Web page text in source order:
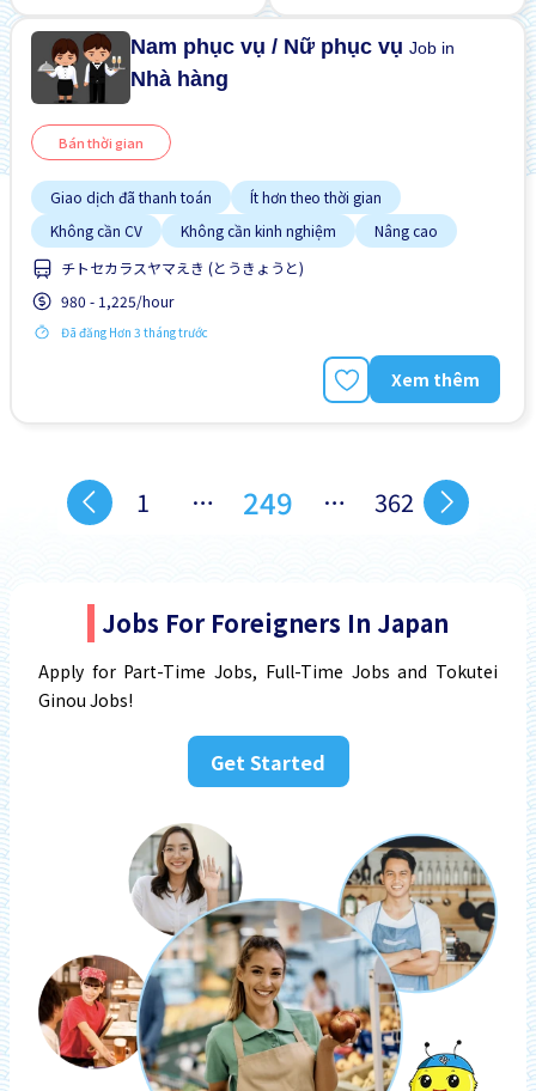
Nam phục vụ / Nữ phục vụJob in
Nhà hàng
Bán thời gian
Giao dịch đã thanh toán
Ít hơn theo thời gian
Không cần CV
Không cần kinh nghiệm
Nâng cao
チトセカラスヤマえき (とうきょうと)
980 - 1,225/hour
Đã đăng Hơn 3 tháng trước
Xem thêm
1 … 249 … 362
Jobs For Foreigners In Japan
Apply for Part-Time Jobs, Full-Time Jobs and Tokutei
Ginou Jobs!
Get Started